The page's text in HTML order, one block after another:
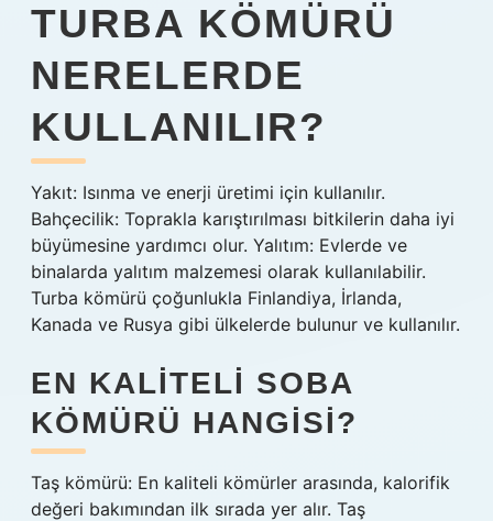
TURBA KÖMÜRÜ
NERELERDE
KULLANILIR?
Yakıt: Isınma ve enerji üretimi için kullanılır.
Bahçecilik: Toprakla karıştırılması bitkilerin daha iyi
büyümesine yardımcı olur. Yalıtım: Evlerde ve
binalarda yalıtım malzemesi olarak kullanılabilir.
Turba kömürü çoğunlukla Finlandiya, İrlanda,
Kanada ve Rusya gibi ülkelerde bulunur ve kullanılır.
EN KALITELI SOBA
KÖMÜRÜ HANGISI?
Taş kömürü: En kaliteli kömürler arasında, kalorifik
değeri bakımından ilk sırada yer alır. Taş